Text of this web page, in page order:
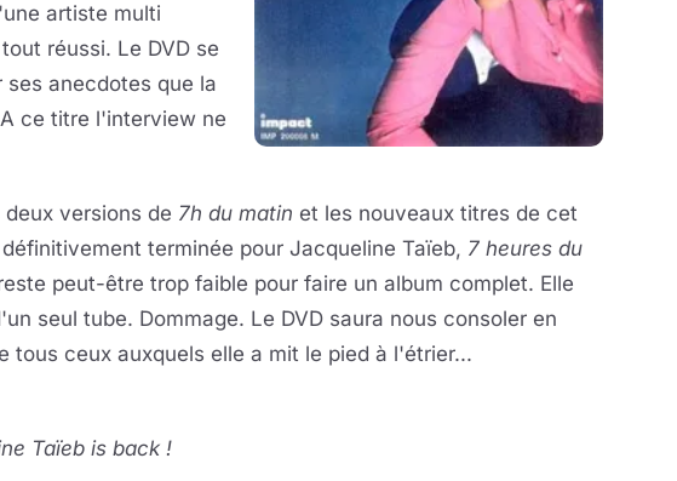
artiste multi
réussi. Le DVD se
anecdotes que la
ce titre l'interview ne
versions de 7h du matin et les nouveaux titres de cet
terminée pour Jacqueline Taïeb, 7 heures du
peut-être trop faible pour faire un album complet. Elle
seul tube. Dommage. Le DVD saura nous consoler en
tous ceux auxquels elle a mit le pied à l'étrier...
Taïeb is back !